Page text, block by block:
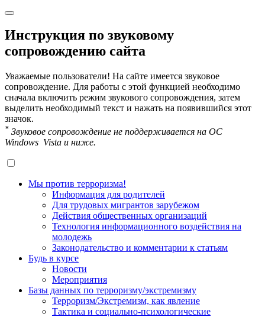
Инструкция по звуковому
сопровождению сайта
Уважаемые пользователи! На сайте имеется звуковое
сопровождение. Для работы с этой функцией необходимо
сначала включить режим звукового сопровождения, затем
выделить необходимый текст и нажать на появившийся этот
значок.
* Звуковое сопровождение не поддерживается на OC
Windows Vista и ниже.
Мы против терроризма!
Информация для родителей
Для трудовых мигрантов зарубежом
Действия общественных организаций
Технология информационного воздействия на
молодежь
Законодательство и комментарии к статьям
Будь в курсе
Новости
Мероприятия
Базы данных по терроризму/экстремизму
Терроризм/Экстремизм, как явление
Тактика и социально-психологические